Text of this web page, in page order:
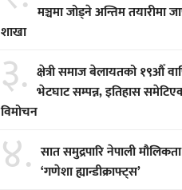
मञ्चमा जोड्ने अन्तिम तयारीमा
शाखा
३. क्षेत्री समाज बेलायतको १९औँ
भेटघाट सम्पन्न, इतिहास
विमोचन
४. सात समुद्रपारि नेपाली
‘गणेशा ह्यान्डीक्राफ्ट्स’